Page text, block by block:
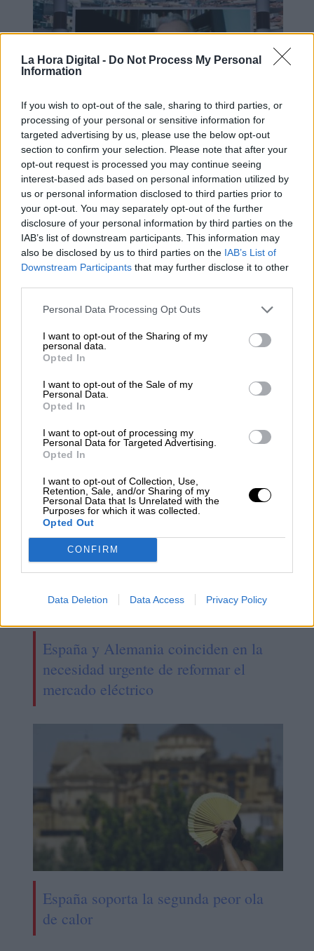
La Hora Digital - Do Not Process My Personal
Information
If you wish to opt-out of the sale, sharing to third parties, or
processing of your personal or sensitive information for
targeted advertising by us, please use the below opt-out
section to confirm your selection. Please note that after your
opt-out request is processed you may continue seeing
interest-based ads based on personal information utilized by
us or personal information disclosed to third parties prior to
your opt-out. You may separately opt-out of the further
disclosure of your personal information by third parties on the
IAB’s list of downstream participants. This information may
also be disclosed by us to third parties on the IAB’s List of
Downstream Participants that may further disclose it to other
Personal Data Processing Opt Outs
I want to opt-out of the Sharing of my
personal data.
Opted In
I want to opt-out of the Sale of my
Personal Data.
Opted In
I want to opt-out of processing my
Personal Data for Targeted Advertising.
Opted In
I want to opt-out of Collection, Use,
Retention, Sale, and/or Sharing of my
Personal Data that Is Unrelated with the
Purposes for which it was collected.
Opted Out
CONFIRM
Data Deletion Data Access Privacy Policy
Mario García de Castro: "Todas
estas conquistas siguen siendo un
camino abierto para el mañana"
Esperamos que Pedro Sánchez
recupere el sentido de sus palabras
España y Alemania coinciden en la
necesidad urgente de reformar el
mercado eléctrico
España soporta la segunda peor ola
de calor